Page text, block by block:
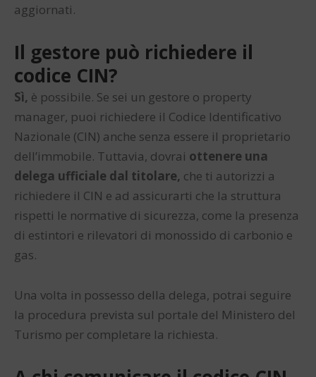
aggiornati.
Il gestore può richiedere il
codice CIN?
Sì, è possibile. Se sei un gestore o property
manager, puoi richiedere il Codice Identificativo
Nazionale (CIN) anche senza essere il proprietario
dell’immobile. Tuttavia, dovrai ottenere una
delega ufficiale dal titolare, che ti autorizzi a
richiedere il CIN e ad assicurarti che la struttura
rispetti le normative di sicurezza, come la presenza
di estintori e rilevatori di monossido di carbonio e
gas.
Una volta in possesso della delega, potrai seguire
la procedura prevista sul portale del Ministero del
Turismo per completare la richiesta.